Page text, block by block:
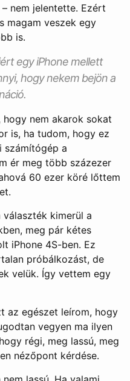
nem jelentette. Ezért
magam veszek egy
is.
egy iPhone mellett
hogy nekem bejön a
nem akarok sokat
is, ha tudom, hogy ez
számítógép a
ér meg több százezer
60 ezer köré lőttem
kimerül a
meg pár kétes
iPhone 4S-ben. Ez
próbálkozást, de
velük. Így vettem egy
az egészet leírom, hogy
vegyen ma ilyen
régi, meg lassú, meg
nézőpont kérdése.